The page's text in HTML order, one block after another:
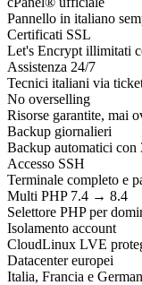
Pannello in italiano
Certificati SSL
Let's Encrypt illimitati
Assistenza 24/7
Tecnici italiani via
No overselling
Risorse garantite, mai
Backup giornalieri
Backup automatici con
Accesso SSH
Terminale completo e
Multi PHP 7.4 → 8.4
Selettore PHP per
Isolamento account
CloudLinux LVE
Datacenter europei
Italia, Francia e